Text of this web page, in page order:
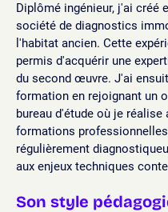
Diplômé ingénieur, j'ai créé
société de diagnostics
l'habitat ancien. Cette
permis d'acquérir une
du second œuvre. J'ai
formation en rejoignant un
bureau d'étude où je
formations
régulièrement
aux enjeux techniques
Son style